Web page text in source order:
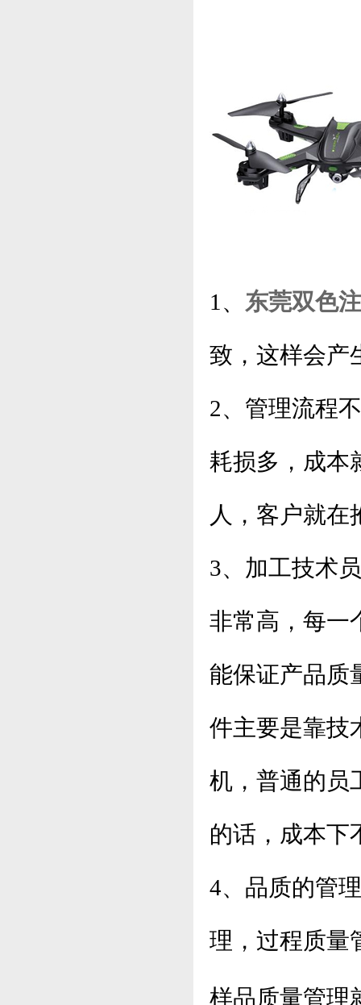
1、 东莞双色
致，这样会产
2、管理流程
耗损多，成本
人，客户就在
3、加工技术
非常高，每一
能保证产品质
件主要是靠技
机，普通的员
的话，成本下
4、品质的管
理，过程质量
样品质量管理